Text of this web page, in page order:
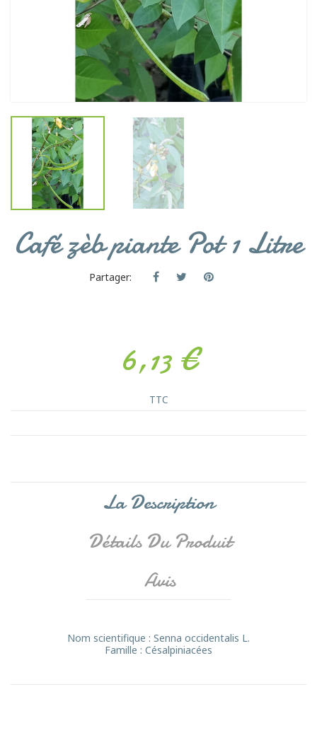
Café zèb piante Pot 1 Litre
Partager:
6,13 €
TTC
La Description
Détails Du Produit
Avis
Nom scientifique : Senna occidentalis L.
Famille : Césalpiniacées